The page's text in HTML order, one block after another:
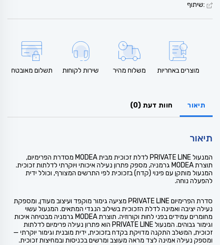
:שיתוף
מוצרים באחריות משלוח מהיר שירות לקוחות תשלום מאובטח
תיאור חוות דעת (0)
תיאור
המנעול PRIVATE LINE לדלת זכוכית מבית MODEA מסדרת הפרימיום,
תוצרת MODEA גרמניה, מספק פתרון נעילה איכותי ויוקרתי לדלתות זכוכית.
המנעול מותקן עם פינוי (קדח) בזכוכית לפי התרשים המצורף, וכולל ידית
להפעלה נוחה.
סדרת הפרימיום PRIVATE LINE מציעה גימור מוקפד ועיצוב מעודן, ומספקת
נעילה יציבה ואמינה לדלת הזכוכית בשילוב הנגדי המתאים. המנעול עשוי
מחומרים עמידים בפני לחות וקורוזיה. תוצרת MODEA גרמניה מבטיחה איכות
וגימור גבוהים. המנעול PRIVATE LINE הוא פתרון נעילה פרימיום לדלתות
זכוכית, המשלב התקנה מדויקת בקדח בזכוכית, ידית מובנית וגימור יוקרתי —
ומספק נעילה אמינה לצד מראה מעוצב ומרשים בכניסות ובמחיצות זכוכית.